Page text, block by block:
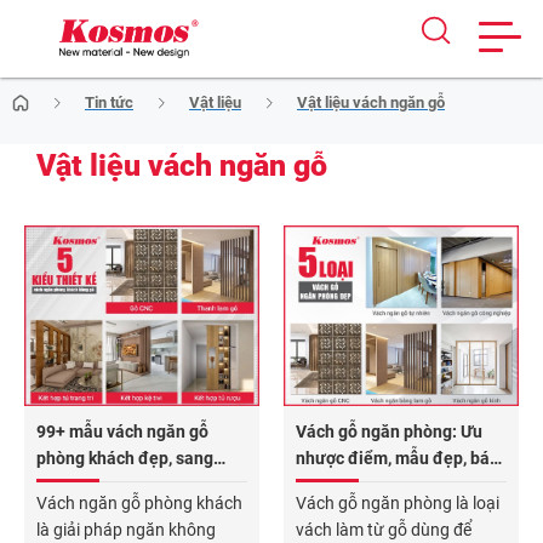
Skip
to
Tin tức Vật liệu Vật liệu vách ngăn gỗ
Vật liệu vách ngăn gỗ
99+ mẫu vách ngăn gỗ
phòng khách đẹp, sang
trọng 2026
Vách ngăn gỗ phòng khách
là giải pháp ngăn không
Vách gỗ ngăn phòng: Ưu
nhược điểm, mẫu đẹp, báo
giá các loại 2026
Vách gỗ ngăn phòng là loại
vách làm từ gỗ dùng để